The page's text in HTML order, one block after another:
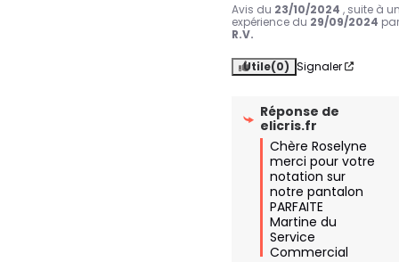
Avis du 23/10/2024 , suite à
expérience du 29/09/2024 par
R.V.
Utile(0) Signaler
Réponse de
elicris.fr
Chère Roselyne
merci pour votre
notation sur
notre pantalon
PARFAITE
Martine du
Service
Commercial